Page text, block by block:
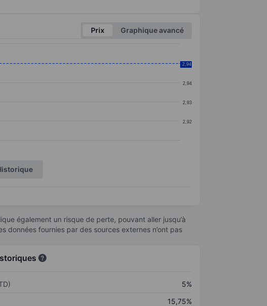
Prix
Graphique avancé
2,92
2,93
2,94
2,94
2,94
également un risque de perte, pouvant aller jusqu’à
fournies par des sources externes n’ont pas
5%
15,75%